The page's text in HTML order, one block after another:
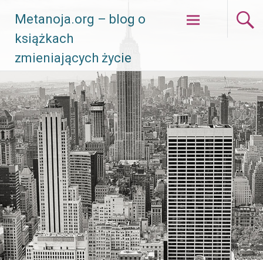
Metanoja.org – blog o
książkach
zmieniających życie
Skip
to